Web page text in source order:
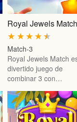
Royal Jewels Match
★
★
★
★
★
Match-3
Royal Jewels Match
divertido juego de
combinar 3 con…